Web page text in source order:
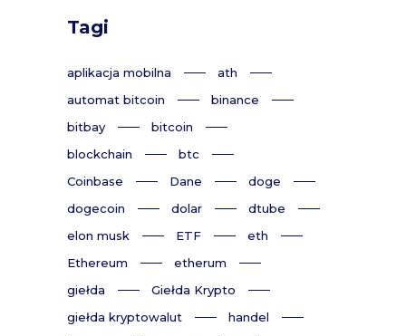
Tagi
aplikacja mobilna
ath
automat bitcoin
binance
bitbay
bitcoin
blockchain
btc
Coinbase
Dane
doge
dogecoin
dolar
dtube
elon musk
ETF
eth
Ethereum
etherum
giełda
Giełda Krypto
giełda kryptowalut
handel